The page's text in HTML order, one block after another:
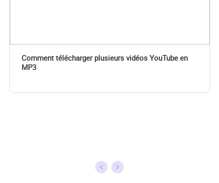
Comment télécharger plusieurs vidéos YouTube en
MP3